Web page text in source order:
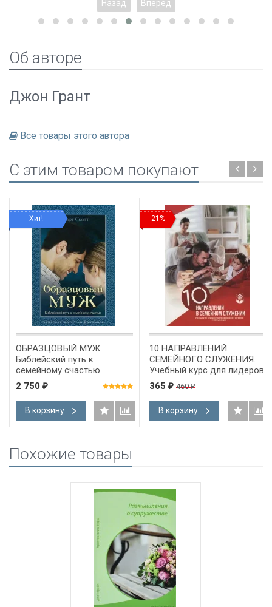
Назад Вперед
Об авторе
Джон Грант
Все товары этого автора
C этим товаром покупают
Хит!
ОБРАЗЦОВЫЙ МУЖ.
Библейский путь к
семейному счастью.
Стюарт Скотт
2 750 ₽
В корзину
-21%
10 НАПРАВЛЕНИЙ
СЕМЕЙНОГО СЛУЖЕНИЯ.
Учебный курс для лидеров
отдела семейного
служения местных общин
365 ₽ 460₽
В корзину
Похожие товары